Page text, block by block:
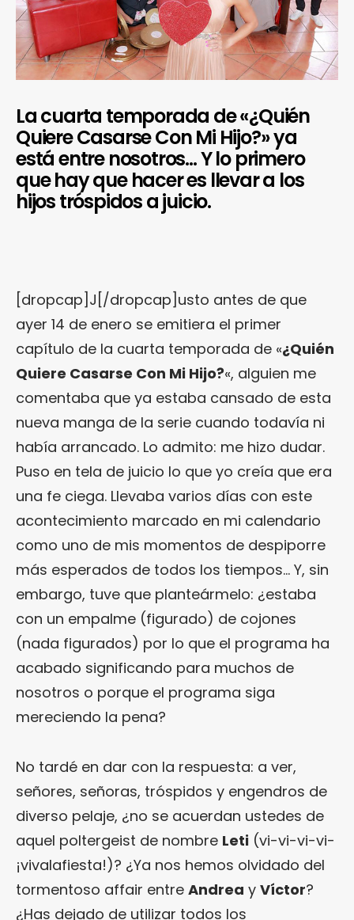
La cuarta temporada de «¿Quién
Quiere Casarse Con Mi Hijo?» ya
está entre nosotros… Y lo primero
que hay que hacer es llevar a los
hijos tróspidos a juicio.
[dropcap]J[/dropcap]usto antes de que
ayer 14 de enero se emitiera el primer
capítulo de la cuarta temporada de «¿Quién
Quiere Casarse Con Mi Hijo?«, alguien me
comentaba que ya estaba cansado de esta
nueva manga de la serie cuando todavía ni
había arrancado. Lo admito: me hizo dudar.
Puso en tela de juicio lo que yo creía que era
una fe ciega. Llevaba varios días con este
acontecimiento marcado en mi calendario
como uno de mis momentos de despiporre
más esperados de todos los tiempos… Y, sin
embargo, tuve que planteármelo: ¿estaba
con un empalme (figurado) de cojones
(nada figurados) por lo que el programa ha
acabado significando para muchos de
nosotros o porque el programa siga
mereciendo la pena?
No tardé en dar con la respuesta: a ver,
señores, señoras, tróspidos y engendros de
diverso pelaje, ¿no se acuerdan ustedes de
aquel poltergeist de nombre Leti (vi-vi-vi-vi-
¡vivalafiesta!)? ¿Ya nos hemos olvidado del
tormentoso affair entre Andrea y Víctor?
¿Has dejado de utilizar todos los